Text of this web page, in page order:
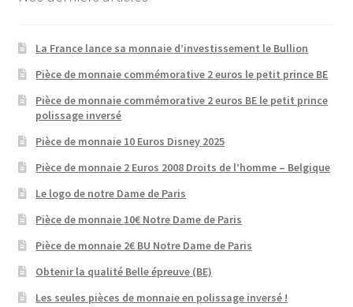
La France lance sa monnaie d’investissement le Bullion
Pièce de monnaie commémorative 2 euros le petit prince BE
Pièce de monnaie commémorative 2 euros BE le petit prince
polissage inversé
Pièce de monnaie 10 Euros Disney 2025
Pièce de monnaie 2 Euros 2008 Droits de l’homme – Belgique
Le logo de notre Dame de Paris
Pièce de monnaie 10€ Notre Dame de Paris
Pièce de monnaie 2€ BU Notre Dame de Paris
Obtenir la qualité Belle épreuve (BE)
Les seules pièces de monnaie en polissage inversé !